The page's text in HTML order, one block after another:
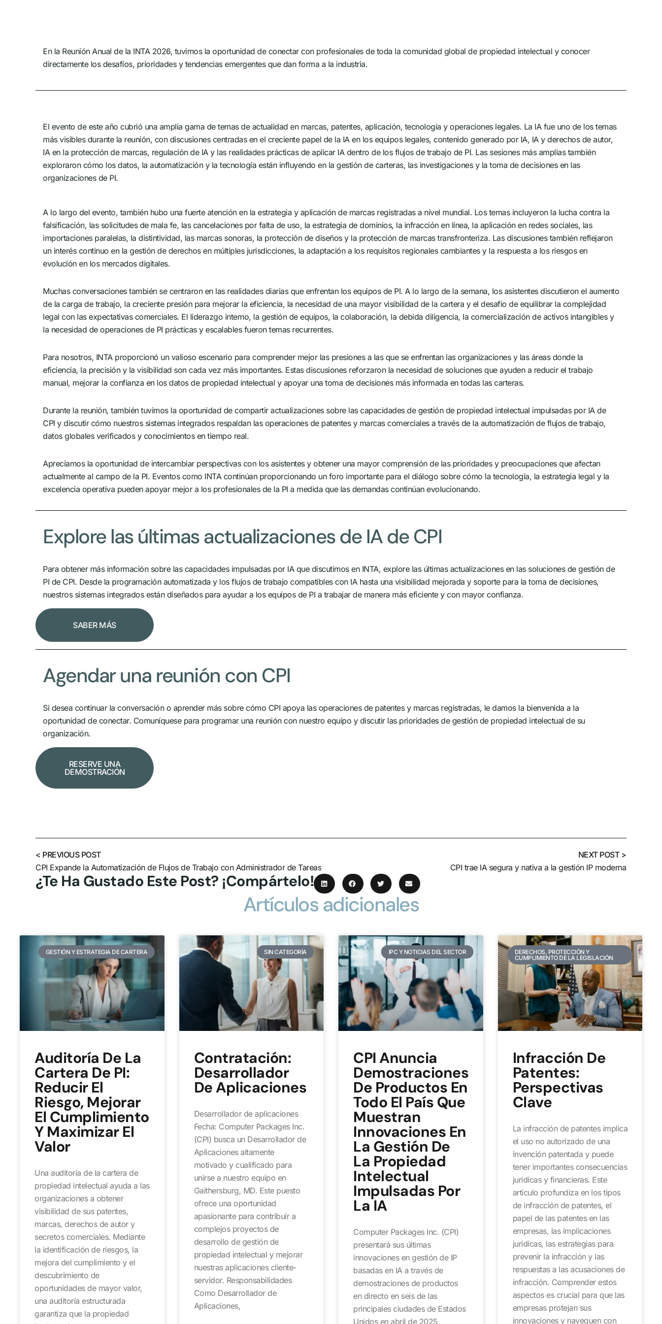
En la Reunión Anual de la INTA 2026, tuvimos la oportunidad de conectar con profesionales de toda la comunidad global de propiedad intelectual y conocer
directamente los desafíos, prioridades y tendencias emergentes que dan forma a la industria.
El evento de este año cubrió una amplia gama de temas de actualidad en marcas, patentes, aplicación, tecnología y operaciones legales. La IA fue uno de los temas
más visibles durante la reunión, con discusiones centradas en el creciente papel de la IA en los equipos legales, contenido generado por IA, IA y derechos de autor,
IA en la protección de marcas, regulación de IA y las realidades prácticas de aplicar IA dentro de los flujos de trabajo de PI. Las sesiones más amplias también
exploraron cómo los datos, la automatización y la tecnología están influyendo en la gestión de carteras, las investigaciones y la toma de decisiones en las
organizaciones de PI.
A lo largo del evento, también hubo una fuerte atención en la estrategia y aplicación de marcas registradas a nivel mundial. Los temas incluyeron la lucha contra la
falsificación, las solicitudes de mala fe, las cancelaciones por falta de uso, la estrategia de dominios, la infracción en línea, la aplicación en redes sociales, las
importaciones paralelas, la distintividad, las marcas sonoras, la protección de diseños y la protección de marcas transfronteriza. Las discusiones también reflejaron
un interés continuo en la gestión de derechos en múltiples jurisdicciones, la adaptación a los requisitos regionales cambiantes y la respuesta a los riesgos en
evolución en los mercados digitales.
Muchas conversaciones también se centraron en las realidades diarias que enfrentan los equipos de PI. A lo largo de la semana, los asistentes discutieron el aumento
de la carga de trabajo, la creciente presión para mejorar la eficiencia, la necesidad de una mayor visibilidad de la cartera y el desafío de equilibrar la complejidad
legal con las expectativas comerciales. El liderazgo interno, la gestión de equipos, la colaboración, la debida diligencia, la comercialización de activos intangibles y
la necesidad de operaciones de PI prácticas y escalables fueron temas recurrentes.
Para nosotros, INTA proporcionó un valioso escenario para comprender mejor las presiones a las que se enfrentan las organizaciones y las áreas donde la
eficiencia, la precisión y la visibilidad son cada vez más importantes. Estas discusiones reforzaron la necesidad de soluciones que ayuden a reducir el trabajo
manual, mejorar la confianza en los datos de propiedad intelectual y apoyar una toma de decisiones más informada en todas las carteras.
Durante la reunión, también tuvimos la oportunidad de compartir actualizaciones sobre las capacidades de gestión de propiedad intelectual impulsadas por IA de
CPI y discutir cómo nuestros sistemas integrados respaldan las operaciones de patentes y marcas comerciales a través de la automatización de flujos de trabajo,
datos globales verificados y conocimientos en tiempo real.
Apreciamos la oportunidad de intercambiar perspectivas con los asistentes y obtener una mayor comprensión de las prioridades y preocupaciones que afectan
actualmente al campo de la PI. Eventos como INTA continúan proporcionando un foro importante para el diálogo sobre cómo la tecnología, la estrategia legal y la
excelencia operativa pueden apoyar mejor a los profesionales de la PI a medida que las demandas continúan evolucionando.
Explore las últimas actualizaciones de IA de CPI
Para obtener más información sobre las capacidades impulsadas por IA que discutimos en INTA, explore las últimas actualizaciones en las soluciones de gestión de
PI de CPI. Desde la programación automatizada y los flujos de trabajo compatibles con IA hasta una visibilidad mejorada y soporte para la toma de decisiones,
nuestros sistemas integrados están diseñados para ayudar a los equipos de PI a trabajar de manera más eficiente y con mayor confianza.
SABER MÁS
Agendar una reunión con CPI
Si desea continuar la conversación o aprender más sobre cómo CPI apoya las operaciones de patentes y marcas registradas, le damos la bienvenida a la
oportunidad de conectar. Comuníquese para programar una reunión con nuestro equipo y discutir las prioridades de gestión de propiedad intelectual de su
organización.
RESERVE UNA
DEMOSTRACIÓN
¿Te Ha Gustado Este Post? ¡Compártelo!
< PREVIOUS POST
CPI Expande la Automatización de Flujos de Trabajo con Administrador de Tareas
NEXT POST >
CPI trae IA segura y nativa a la gestión IP moderna
Artículos adicionales
GESTIÓN Y ESTRATEGIA DE CARTERA
Auditoría De La
Cartera De PI:
Reducir El
Riesgo, Mejorar
El Cumplimiento
Y Maximizar El
Valor
Una auditoría de la cartera de
propiedad intelectual ayuda a las
organizaciones a obtener
visibilidad de sus patentes,
marcas, derechos de autor y
secretos comerciales. Mediante
la identificación de riesgos, la
mejora del cumplimiento y el
descubrimiento de
oportunidades de mayor valor,
una auditoría estructurada
garantiza que la propiedad
SIN CATEGORÍA
Contratación:
Desarrollador
De Aplicaciones
Desarrollador de aplicaciones
Fecha: Computer Packages Inc.
(CPI) busca un Desarrollador de
Aplicaciones altamente
motivado y cualificado para
unirse a nuestro equipo en
Gaithersburg, MD. Este puesto
ofrece una oportunidad
apasionante para contribuir a
complejos proyectos de
desarrollo de gestión de
propiedad intelectual y mejorar
nuestras aplicaciones cliente-
servidor. Responsabilidades
Como Desarrollador de
Aplicaciones,
IPC Y NOTICIAS DEL SECTOR
CPI Anuncia
Demostraciones
De Productos En
Todo El País Que
Muestran
Innovaciones En
La Gestión De
La Propiedad
Intelectual
Impulsadas Por
La IA
Computer Packages Inc. (CPI)
presentará sus últimas
innovaciones en gestión de IP
basadas en IA a través de
demostraciones de productos
en directo en seis de las
principales ciudades de Estados
Unidos en abril de 2025,
DERECHOS, PROTECCIÓN Y
CUMPLIMIENTO DE LA LEGISLACIÓN
Infracción De
Patentes:
Perspectivas
Clave
La infracción de patentes implica
el uso no autorizado de una
invención patentada y puede
tener importantes consecuencias
jurídicas y financieras. Este
artículo profundiza en los tipos
de infracción de patentes, el
papel de las patentes en las
empresas, las implicaciones
jurídicas, las estrategias para
prevenir la infracción y las
respuestas a las acusaciones de
infracción. Comprender estos
aspectos es crucial para que las
empresas protejan sus
innovaciones y naveguen con